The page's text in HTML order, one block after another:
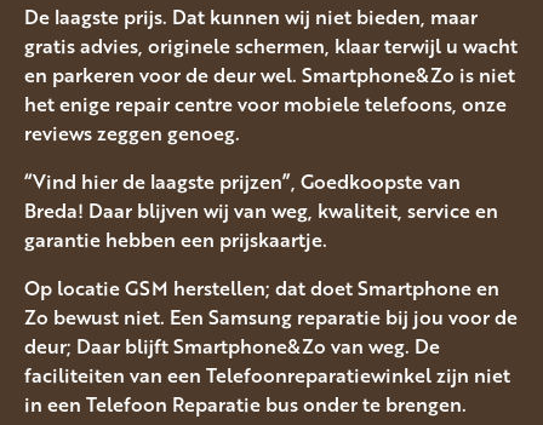
De laagste prijs. Dat kunnen wij niet bieden, maar
gratis advies, originele schermen, klaar terwijl u wacht
en parkeren voor de deur wel. Smartphone&Zo is niet
het enige repair centre voor mobiele telefoons, onze
reviews zeggen genoeg.
“Vind hier de laagste prijzen”, Goedkoopste van
Breda! Daar blijven wij van weg, kwaliteit, service en
garantie hebben een prijskaartje.
Op locatie GSM herstellen; dat doet Smartphone en
Zo bewust niet. Een Samsung reparatie bij jou voor de
deur; Daar blijft Smartphone&Zo van weg. De
faciliteiten van een Telefoonreparatiewinkel zijn niet
in een Telefoon Reparatie bus onder te brengen.